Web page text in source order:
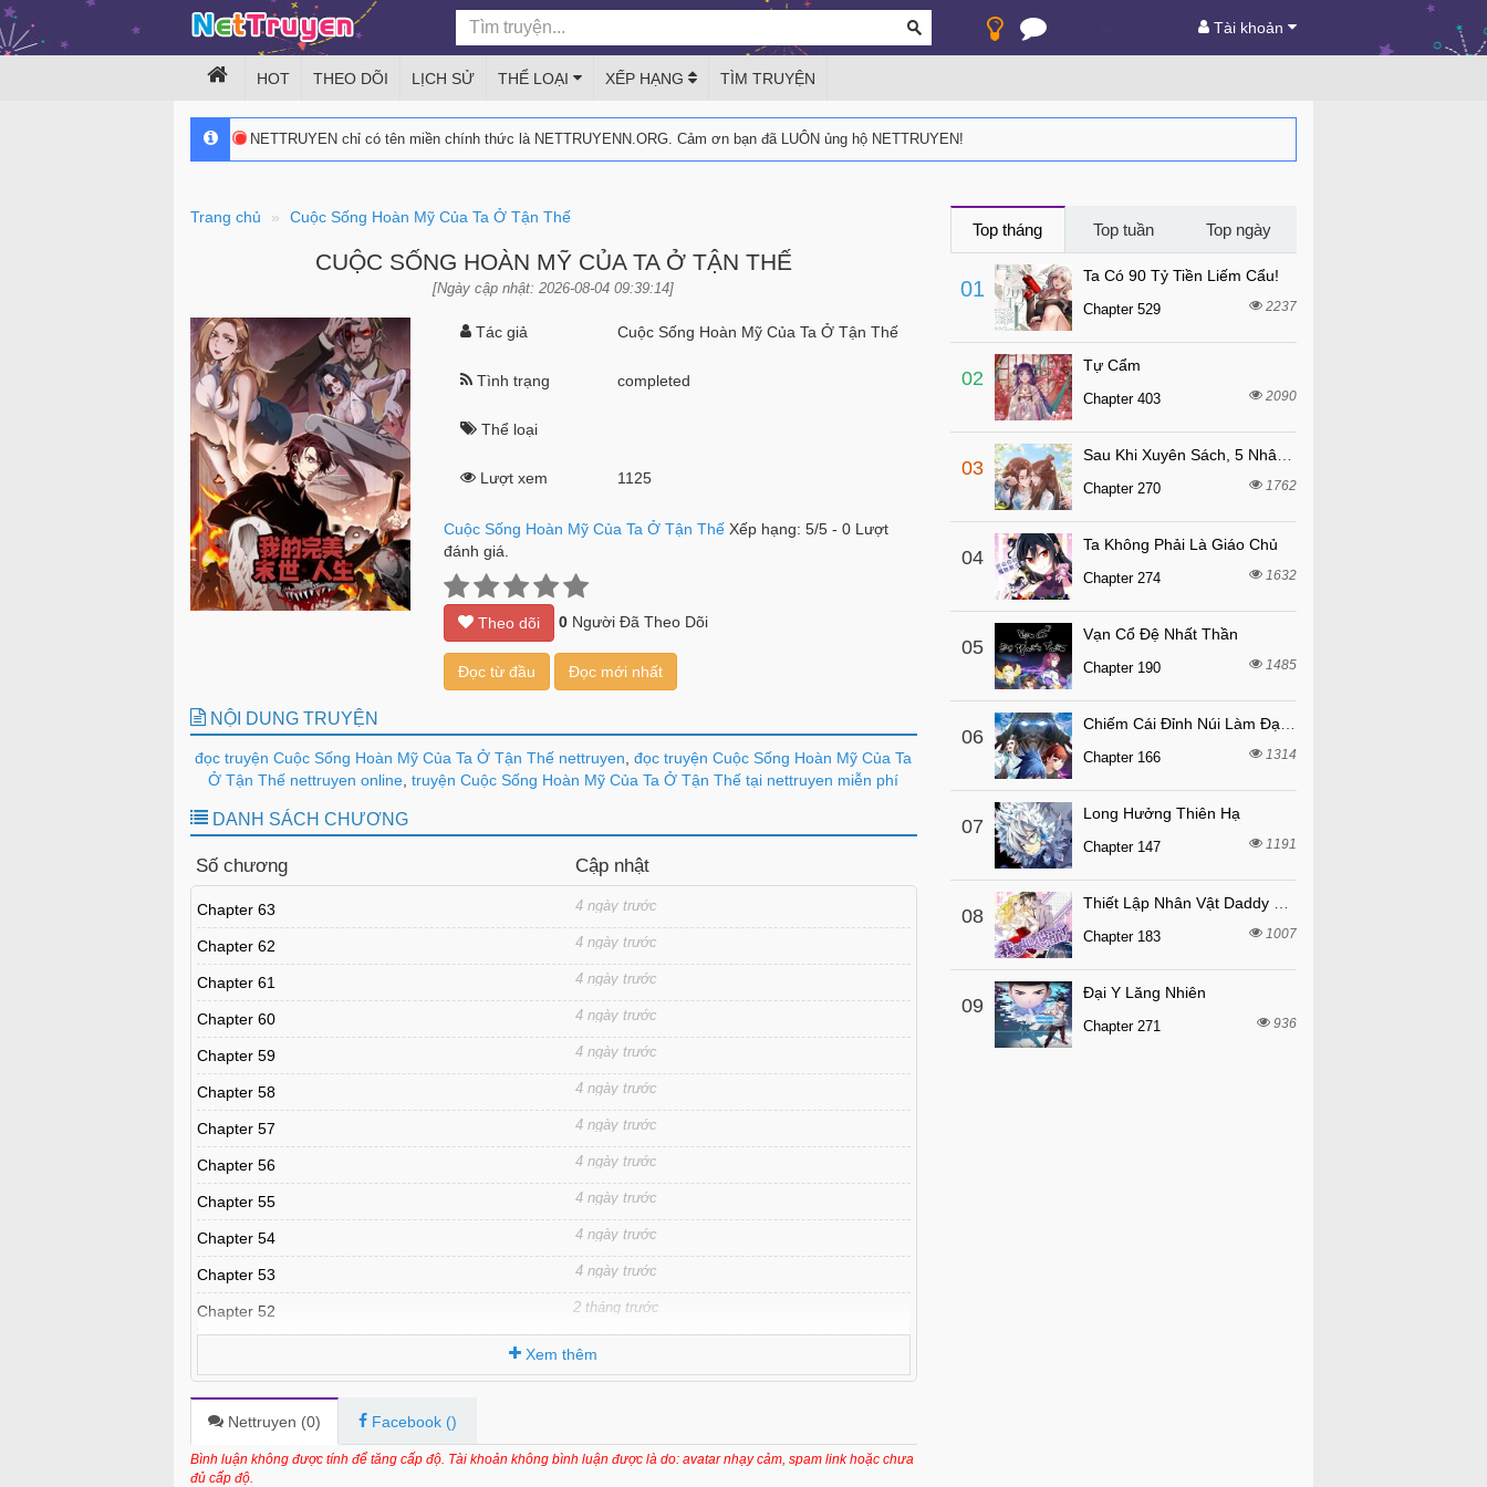
Tài khoản
HOT THEO DÕI LỊCH SỬ THỂ LOẠI XẾP HẠNG TÌM TRUYỆN
NETTRUYEN chỉ có tên miền chính thức là NETTRUYENN.ORG. Cảm ơn bạn đã LUÔN ủng hộ NETTRUYEN!
Trang chủ Cuộc Sống Hoàn Mỹ Của Ta Ở Tận Thế
CUỘC SỐNG HOÀN MỸ CỦA TA Ở TẬN THẾ
[Ngày cập nhật: 2026-08-04 09:39:14]
Tác giả Cuộc Sống Hoàn Mỹ Của Ta Ở Tận Thế
Tình trạng completed
Thể loại
Lượt xem 1125
Cuộc Sống Hoàn Mỹ Của Ta Ở Tận Thế Xếp hạng: 5/5- 0Lượt
đánh giá.
Theo dõi 0Người Đã Theo Dõi
Đọc từ đầu Đọc mới nhất
NỘI DUNG TRUYỆN
đọc truyện Cuộc Sống Hoàn Mỹ Của Ta Ở Tận Thế nettruyen đọc truyện Cuộc Sống Hoàn Mỹ Của Ta
Ở Tận Thế nettruyen online truyện Cuộc Sống Hoàn Mỹ Của Ta Ở Tận Thế tại nettruyen miễn phí
DANH SÁCH CHƯƠNG
Số chương Cập nhật
Chapter 63 4 ngày trước
Chapter 62 4 ngày trước
Chapter 61 4 ngày trước
Chapter 60 4 ngày trước
Chapter 59 4 ngày trước
Chapter 58 4 ngày trước
Chapter 57 4 ngày trước
Chapter 56 4 ngày trước
Chapter 55 4 ngày trước
Chapter 54 4 ngày trước
Chapter 53 4 ngày trước
Chapter 52 2 tháng trước
Chapter 50 2 tháng trước
Chapter 49
Chapter 48 2 tháng trước
Xem thêm
Nettruyen (0) Facebook ()
Bình luận không được tính để tăng cấp độ. Tài khoản không bình luận được là do: avatar nhạy cảm, spam link hoặc chưa
đủ cấp độ.
Top tháng Top tuần Top ngày
01
Ta Có 90 Tỷ Tiền Liếm Cẩu!
Chapter 529 2237
02
Tự Cẩm
Chapter 403 2090
03
Chapter 270 1762
04
Ta Không Phải Là Giáo Chủ
Chapter 274 1632
05
Vạn Cổ Đệ Nhất Thần
Chapter 190 1485
06
Chapter 166 1314
07
Long Hưởng Thiên Hạ
Chapter 147 1191
08
Chapter 183 1007
09
Đại Y Lăng Nhiên
Chapter 271 936